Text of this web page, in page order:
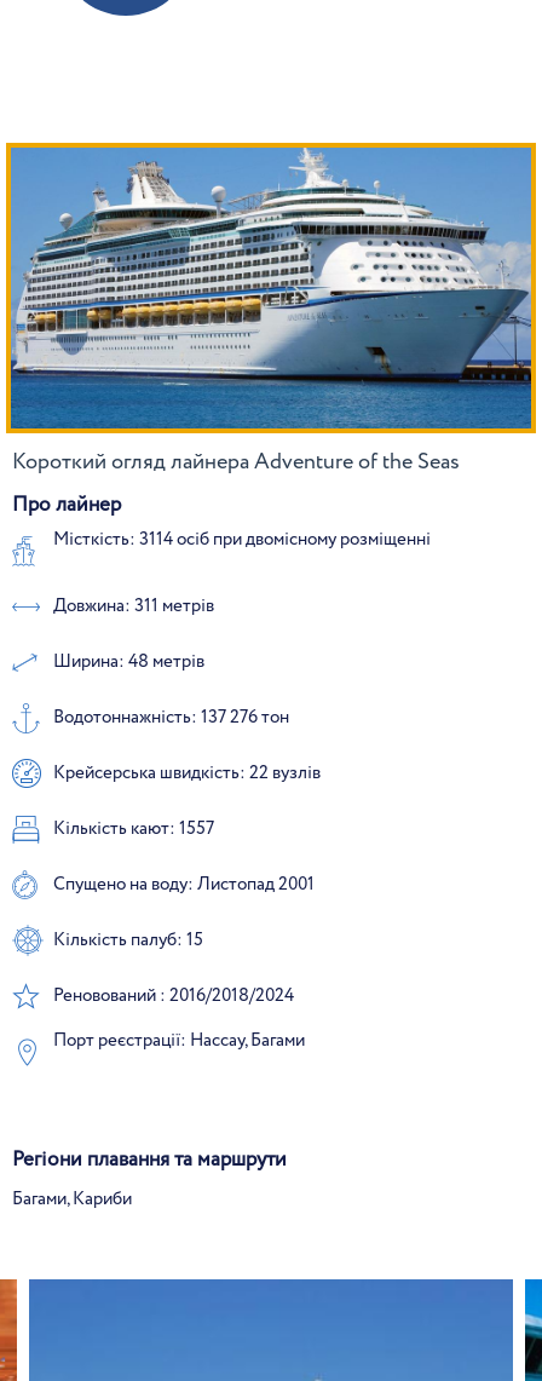
Короткий огляд лайнера Adventure of the Seas
Про лайнер
Місткість: 3114 осіб при двомісному розміщенні
Довжина: 311 метрів
Ширина: 48 метрів
Водотоннажність: 137 276 тон
Крейсерська швидкість: 22 вузлів
Кількість кают: 1557
Спущено на воду: Листопад 2001
Кількість палуб: 15
Реновований : 2016/2018/2024
Порт реєстрації: Нассау, Багами
Регіони плавання та маршрути
Багами, Кариби